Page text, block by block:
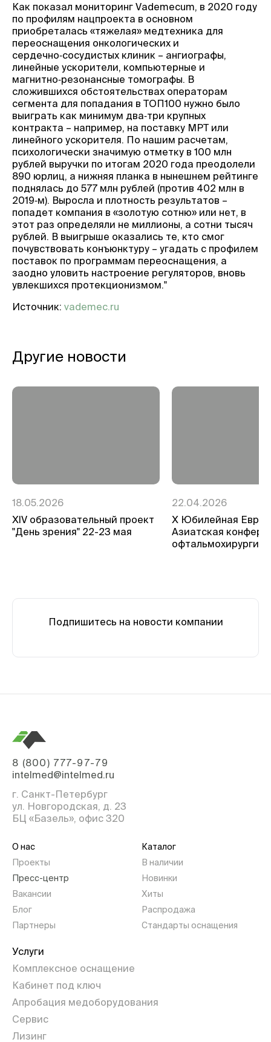
Как показал мониторинг Vademecum, в 2020 году
по профилям нацпроекта в основном
приобреталась «тяжелая» медтехника для
переоснащения онкологических и
сердечно‑сосудистых клиник – ангиографы,
линейные ускорители, компьютерные и
магнитно‑резонансные томографы. В
сложившихся обстоятельствах операторам
сегмента для попадания в ТОП100 нужно было
выиграть как минимум два‑три крупных
контракта – например, на поставку МРТ или
линейного ускорителя. По нашим расчетам,
психологически значимую отметку в 100 млн
рублей выручки по итогам 2020 года преодолели
890 юрлиц, а нижняя планка в нынешнем рейтинге
поднялась до 577 млн рублей (против 402 млн в
2019‑м). Выросла и плотность результатов –
попадет компания в «золотую сотню» или нет, в
этот раз определяли не миллионы, а сотни тысяч
рублей. В выигрыше оказались те, кто смог
почувствовать конъюнктуру – угадать с профилем
поставок по программам переоснащения, а
заодно уловить настроение регуляторов, вновь
увлекшихся протекционизмом."
Источник: vademec.ru
Другие новости
18.05.2026
ХIV образовательный проект
"День зрения" 22-23 мая
22.04.2026
Х Юбилейная Евро-
Азиатская
офтальмохирургии
Подпишитесь на новости компании
8 (800) 777-97-79
intelmed@intelmed.ru
г. Санкт-Петербург
ул. Новгородская, д. 23
БЦ «Базель», офис 320
О нас
Проекты
Пресс-центр
Вакансии
Блог
Партнеры
Каталог
В наличии
Новинки
Хиты
Распродажа
Стандарты оснащения
Услуги
Комплексное оснащение
Кабинет под ключ
Апробация медоборудования
Сервис
Лизинг